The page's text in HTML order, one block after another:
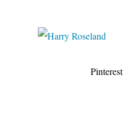
Pinterest